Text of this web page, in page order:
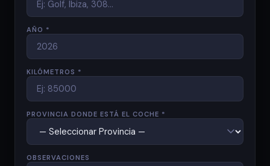
AÑO *
KILÓMETROS *
PROVINCIA DONDE ESTÁ EL COCHE *
OBSERVACIONES